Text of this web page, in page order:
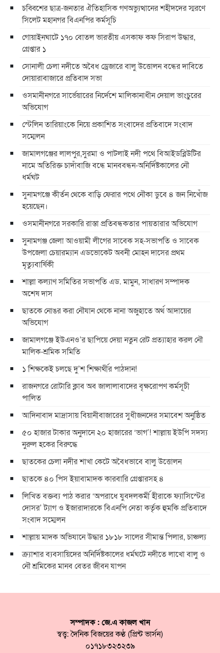
চব্বিশের ছাত্র-জনতার ঐতিহাসিক গণঅভ্যুত্থানের শহীদদের স্মরণে
সিলেট মহানগর বিএনপির কর্মসূচি
গোয়াইনঘাটে ১৭০ বোতল ভারতীয় এসকাফ কফ সিরাপ উদ্ধার,
গ্রেপ্তার ১
সোনালী চেলা নদীতে অবৈধ ড্রেজারে বালু উত্তোলন বন্ধের দাবিতে
দোয়ারাবাজারে প্রতিবাদ সভা
ওসমানীনগরে সার্ভেয়ারের নির্দেশে মালিকানাধীন দেয়াল ভাংচুরের
অভিযোগ
স্টেলিন তারিয়াংকে নিয়ে প্রকাশিত সংবাদের প্রতিবাদে সংবাদ
সম্মেলন
জামালগঞ্জের লালপুর,সুরমা ও পাটলাই নদী পথে বিআইডব্লিউটির
নামে অতিরিক্ত চাদাঁবাজি বন্ধে মানববন্ধন-অনির্দিষ্টকালের নৌ
ধর্মঘট
সুনামগঞ্জে কীর্তন থেকে বাড়ি ফেরার পথে নৌকা ডুবে ৪ জন নিখোঁজ
হয়েছেন।
ওসমানীনগরে সরকারি রাস্তা প্রতিবন্ধকতার পায়তারার অভিযোগ
সুনামগঞ্জ জেলা আওয়ামী লীগের সাবেক সহ-সভাপতি ও সাবেক
উপজেলা চেয়ারম্যান এডভোকেট অবনী মোহন দাসের প্রথম
মৃত্যুবার্ষিকী
শাল্লা কল্যাণ সমিতির সভাপতি এড. মামুন, সাধারণ সম্পাদক
অশেষ দাস
ছাতকে নোঙর করা নৌযান থেকে নানা অজুহাতে অর্থ আদায়ের
অভিযোগ
জামালগঞ্জে ইউএনও’র ছাপিয়ে দেয়া নতুন রেট প্রত্যাহার করল নৌ
মালিক-শ্রমিক সমিতি
১ শিক্ষকেই চলছে দু’শ শিক্ষার্থীর পাঠদান!
রাজনগরে রোটারি ক্লাব অব জালালাবাদের বৃক্ষরোপণ কর্মসূচী
পালিত
আদিনাবাদ মাদ্রাসায় বিয়ানীবাজারের সুধীজনদের সমাবেশ অনুষ্ঠিত
৫০ হাজার টাকার অনুদানে ২০ হাজারের ‘ভাগ’! শাল্লায় ইউপি সদস্য
নুরুল হকের বিরুদ্ধে
ছাতকের চেলা নদীর শাখা কেটে অবৈধভাবে বালু উত্তোলন
ছাতকে ৪০ পিস ইয়াবামাদক কারবারি গ্রেপ্তারসহ ৪
লিখিত বক্তব্য পাঠ করার ‘অপরাধে যুবদলকর্মী হীরাকে ফ্যাসিস্টের
দোসর’ ট্যাগ ও ইজারাদারকে বিএনপি নেতা কর্তৃক হুমকি প্রতিবাদে
সংবাদ সম্মেলন
শাল্লায় মাদক অভিযানে উদ্ধার ১৮১৮ সালের সীমান্ত পিলার, চাঞ্চল্য
ক্র্যাশার ব্যবসায়িদের অনির্দিষ্টকালের ধর্মঘটে নদীতে লাখো বালু ও
নৌ শ্রমিকের মানব বেতর জীবন যাপন
সম্পাদক : জে.এ কাজল খান
স্বত্ত্ব: দৈনিক বিজয়ের কণ্ঠ (প্রিন্ট ভার্সন)
০১৭১৮৩২৩২৩৯